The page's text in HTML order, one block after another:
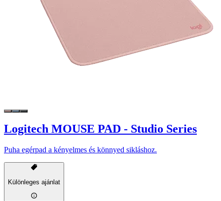
Logitech MOUSE PAD - Studio Series
Puha egérpad a kényelmes és könnyed sikláshoz.
Különleges ajánlat